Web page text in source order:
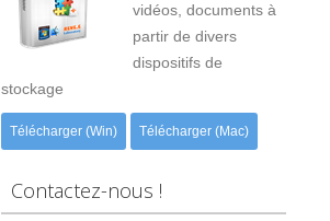
vidéos, documents à
partir de divers
dispositifs de
stockage
Télécharger (Win) Télécharger (Mac)
Contactez-nous !